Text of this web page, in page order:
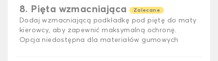
8. Pięta wzmacniająca Zalecane
Dodaj wzmacniającą podkładkę pod piętę do maty
kierowcy, aby zapewnić maksymalną ochronę.
Opcja niedostępna dla materiałów gumowych